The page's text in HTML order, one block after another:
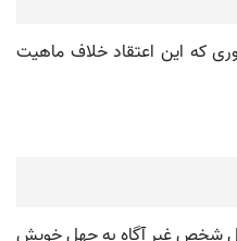
که این اعتقاد خلاف ماهیت